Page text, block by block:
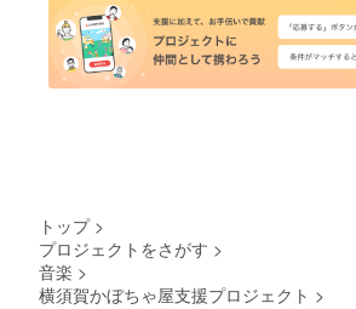
トップ >
プロジェクトをさがす >
音楽 >
横須賀かぼちゃ屋支援プロジェクト >